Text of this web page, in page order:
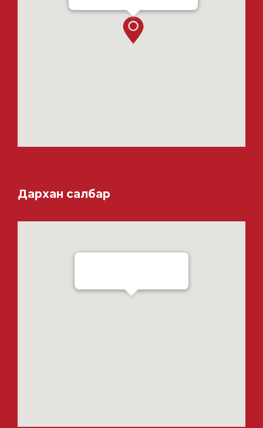
Ensada Tractron LLC - Ulaanbaatar
Дархан салбар
Ensada Tractron LLC - Darkhan